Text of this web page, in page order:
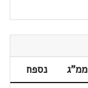
ממ"ג
נספח